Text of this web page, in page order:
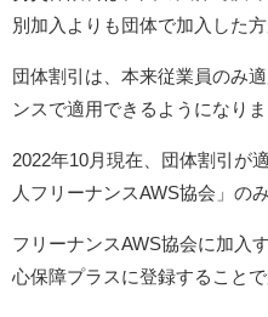
別加入よりも団体で加入した
団体割引は、本来従業員のみ
ンスで適用できるようになりま
2022年10月現在、団体割引が
人フリーナンスAWS協会」のみ
フリーナンスAWS協会に加入
心保障プラスに登録することで